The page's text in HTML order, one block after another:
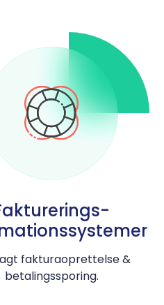
fakturaoprettelse &
betalingssporing.